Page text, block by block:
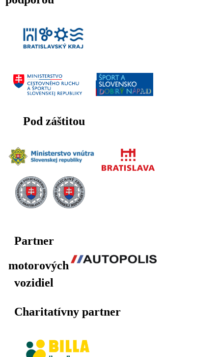
Pod záštitou
Partner
motorových
vozidiel
Charitatívny partner